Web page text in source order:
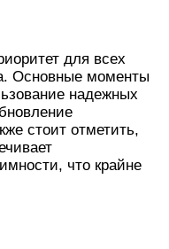
для всех
Основные моменты
надежных
стоит отметить,
что крайне